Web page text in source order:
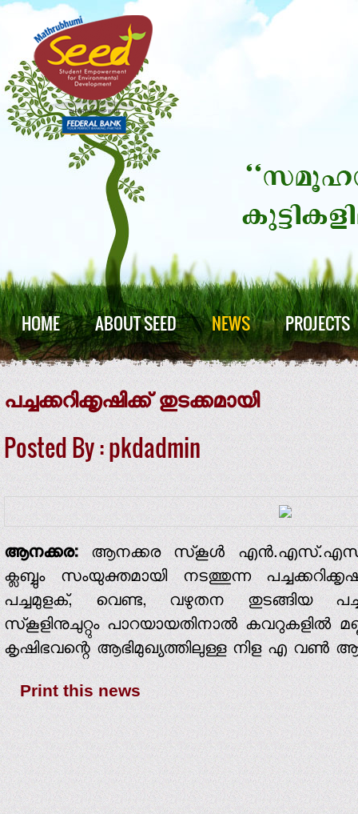
HOME ABOUT SEED NEWS PROJECTS
പച്ചക്കറിക്കൃഷിക്ക് തുടക്കമായി
Posted By : pkdadmin
ആനക്കര:ആനക്കര സ്‌കൂള്‍ എന്‍.എസ്.എസ്.
ക്ലബ്ബും സംയുക്തമായി നടത്തുന്ന
പച്ചമുളക്, വെണ്ട, വഴുതന തുടങ്ങിയ
സ്‌കൂളിനുചുറ്റും പാറയായതിനാല്‍ കവറുകളില്‍
കൃഷിഭവന്റെ ആഭിമുഖ്യത്തിലുള്ള നിള എ
Print this news